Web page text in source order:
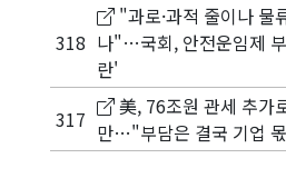
318
"과로·과적 줄이나 물
나"…국회, 안전운임제
란'
317
美, 76조원 관세 추가
만…"부담은 결국 기업